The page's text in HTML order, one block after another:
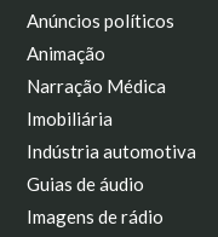
Anúncios políticos
Animação
Narração Médica
Imobiliária
Indústria automotiva
Guias de áudio
Imagens de rádio